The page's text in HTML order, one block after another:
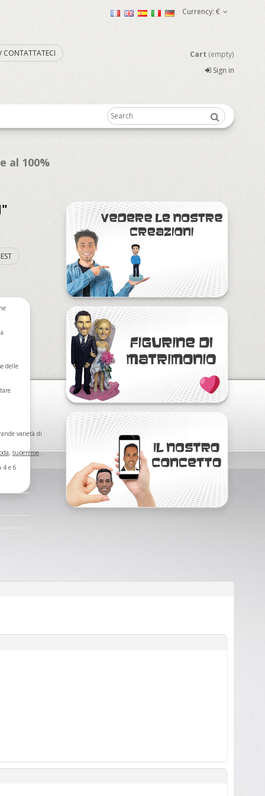
Currency: €
CONTATTATECI Cart (empty)
Sign in
al 100%
delle
varietà di
, supereroe...
e 6